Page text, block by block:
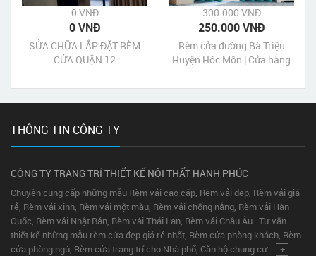
0 VNĐ
0 VNĐ
SỬA CHỮA LẮP ĐẶT RÈM
CỬA QUẬN 12
300.000 VNĐ
250.000 VNĐ
Rèm cửa đường Bà Triệu
Huyện Hóc Môn | Cửa hàng
Hóc Môn Tp HCM
THÔNG TIN CÔNG TY
CÔNG TY TRANG TRÍ THIẾT KẾ NỘI THẤT HẠNH PHÚC
Chuyên cung cấp những mẫu Rèm vải cao cấp, Rèm vải đẹp, Rèm vải giá
rẻ, Rèm vải xinh, Rèm vải một màu, Rèm vải chống nắng, Rèm vải Hàn
Quốc, Rèm vải Nhật Bản, Rèm vải Thái Lan, Rèm vải Châu Âu...Tư vấn
thiết kế những mẫu rèm cửa đẹp giá rẻ nhất, Rèm cửa phòng khách, Rèm
cửa phòng ngủ, Rèm cửa trang trí cho Nhà phố, Căn hộ chung cư... +